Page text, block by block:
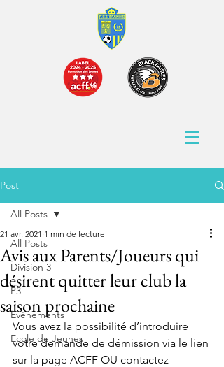
Post
All Posts
Division 3
P3
Evènements
Ecole de Jeunes
All Posts
Avis aux Parents/Joueurs qui
désirent quitter leur club la
saison prochaine
21 avr. 2021 1 min de lecture
Vous avez la possibilité d’introduire
votre demande de démission via le lien
sur la page ACFF OU contactez